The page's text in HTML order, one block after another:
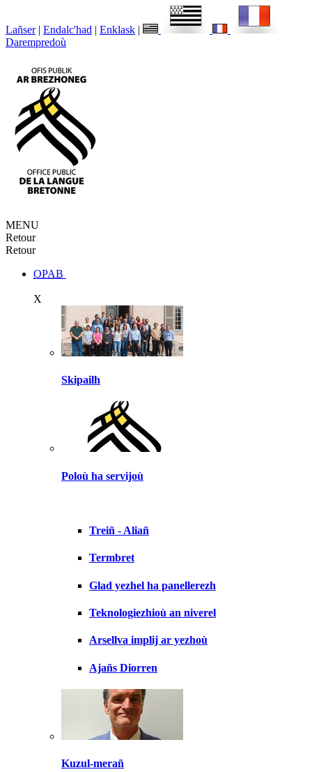
Lañser | Endalc'had | Enklask |
Darempredoù
MENU
Retour
Retour
OPAB
X
Skipailh
Poloù ha servijoù
Treiñ - Aliañ
Termbret
Glad yezhel ha panellerezh
Teknologiezhioù an niverel
Arsellva implij ar yezhoù
Ajañs Diorren
Kuzul-merañ